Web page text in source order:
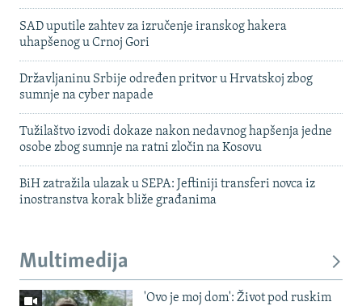
SAD uputile zahtev za izručenje iranskog hakera
uhapšenog u Crnoj Gori
Državljaninu Srbije određen pritvor u Hrvatskoj zbog
sumnje na cyber napade
Tužilaštvo izvodi dokaze nakon nedavnog hapšenja jedne
osobe zbog sumnje na ratni zločin na Kosovu
BiH zatražila ulazak u SEPA: Jeftiniji transferi novca iz
inostranstva korak bliže građanima
Multimedija
'Ovo je moj dom': Život pod ruskim